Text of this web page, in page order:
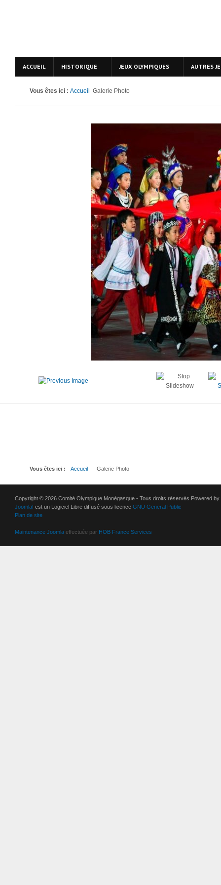
ACCUEIL HISTORIQUE JEUX OLYMPIQUES AUTRES
Vous êtes ici : Accueil Galerie Photo
Vous êtes ici : Accueil Galerie Photo
Copyright © 2026 Comité Olympique Monégasque - Tous droits réservés Powered by
Joomla! est un Logiciel Libre diffusé sous licence GNU General Public
Plan de site
Maintenance Joomla effectuée par HOB France Services